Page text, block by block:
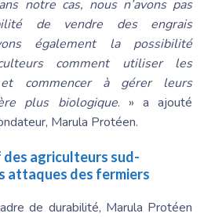
notre cas, nous n’avons pas
de vendre des engrais
également la possibilité
comment utiliser les
commencer à gérer leurs
plus biologique. » a ajouté
Marula Protéen.
agriculteurs sud-
attaques des fermiers
de durabilité, Marula Protéen